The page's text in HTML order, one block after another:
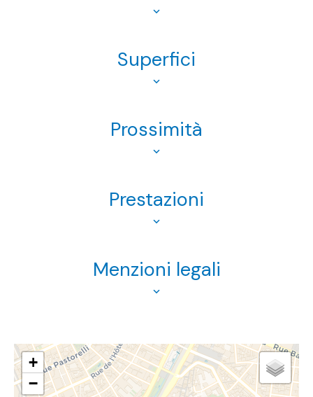
Superfici
Prossimità
Prestazioni
Menzioni legali
+
−